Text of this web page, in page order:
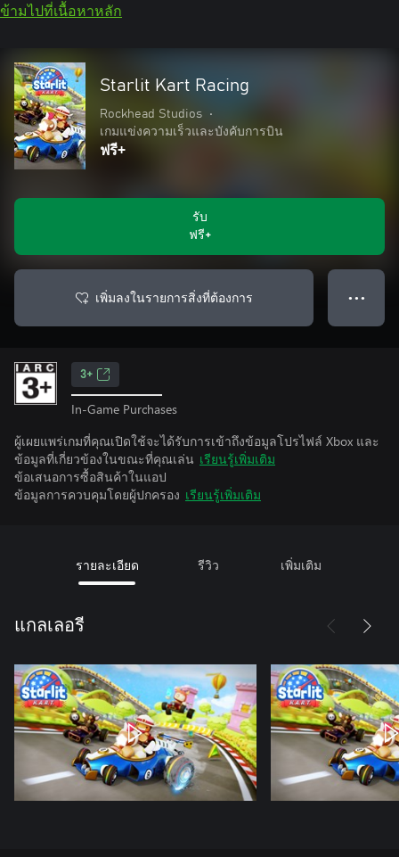
ข้ามไปที่เนื้อหาหลัก
Starlit Kart Racing
Rockhead Studios
•
เกมแข่งความเร็วและบังคับการบิน
ฟรี+
รับ
ฟรี+
เพิ่มลงในรายการสิ่งที่ต้องการ ● ● ●
3+
In-Game Purchases
ผู้เผยแพร่เกมที่คุณเปิดใช้จะได้รับการเข้าถึงข้อมูลโปรไฟล์ Xbox และ
ข้อมูลที่เกี่ยวข้องในขณะที่คุณเล่น เรียนรู้เพิ่มเติม
ข้อเสนอการซื้อสินค้าในแอป
ข้อมูลการควบคุมโดยผู้ปกครอง เรียนรู้เพิ่มเติม
รายละเอียด รีวิว เพิ่มเติม
แกลเลอรี